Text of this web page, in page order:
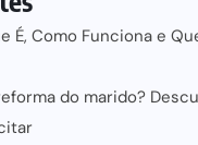
É, Como Funciona e
do marido?